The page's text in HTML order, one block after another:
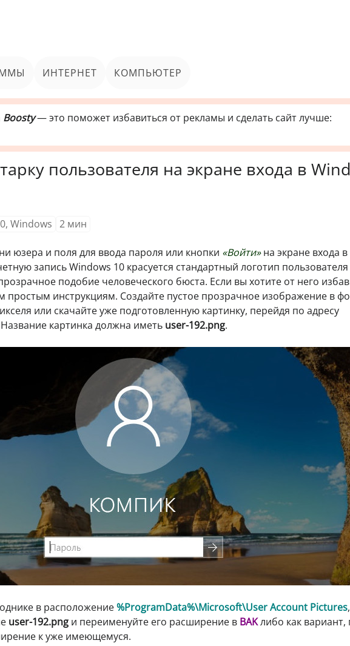
ИНТЕРНЕТ КОМПЬЮТЕР
Boosty— это поможет избавиться от рекламы и сделать сайт лучше:
пользователя на экране входа в
, Windows 2 мин
юзера и поля для ввода пароля или кнопки «Войти»на экране входа в
запись Windows 10 красуется стандартный логотип
подобие человеческого бюста. Если вы хотите от него
простым инструкциям. Создайте пустое прозрачное изображение в
или скачайте уже подготовленную картинку, перейдя по адресу
картинка должна иметь user-192.png.
в расположение%ProgramData%\Microsoft\User Account Pictures,
user-192.png и переименуйте его расширение в BAKлибо как вариант,
к уже имеющемуся.